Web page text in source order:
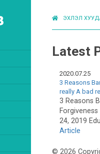
ЭХЛЭЛ
Latest
2020.07.25
3 Reasons
really A bad
3 Reasons
24, 2019
Article
© 2026